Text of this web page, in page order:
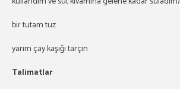
bir tutam tuz
yarım çay kaşığı tarçın
Talimatlar